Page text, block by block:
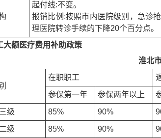
起付线:不变。
报销比例:按照市内医院级别，急诊
理医院转诊手续的下降20个百分点。
大额医疗费用补助政策
淮北
在职职工
参保第一年
参保两年以上
三级 85% 90%
二级 85% 90%